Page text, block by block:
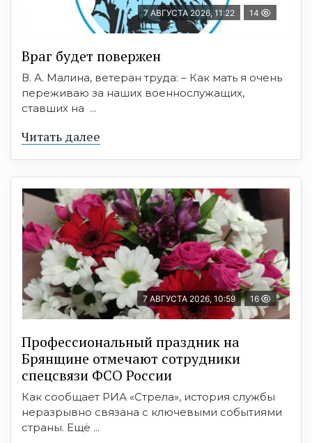
7 АВГУСТА 2026, 11:22 14
Враг будет повержен
В. А. Малина, ветеран труда: – Как мать я очень
переживаю за наших военнослужащих,
ставших на ...
Читать далее
7 АВГУСТА 2026, 10:59 16
Профессиональный праздник на
Брянщине отмечают сотрудники
спецсвязи ФСО России
Как сообщает РИА «Стрела», история службы
неразрывно связана с ключевыми событиями
страны. Ещё ...